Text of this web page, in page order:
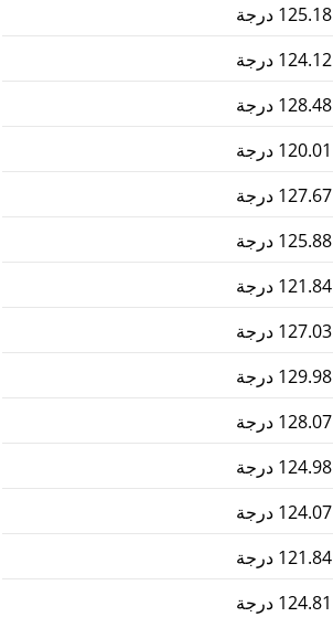
125.18 درجة
124.12 درجة
128.48 درجة
120.01 درجة
127.67 درجة
125.88 درجة
121.84 درجة
127.03 درجة
129.98 درجة
128.07 درجة
124.98 درجة
124.07 درجة
121.84 درجة
124.81 درجة